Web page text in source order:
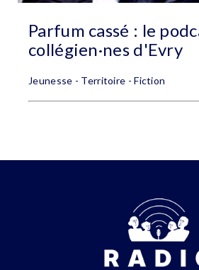
Parfum cassé : le
collégien·nes d'Evry
Jeunesse - Territoire - Fiction